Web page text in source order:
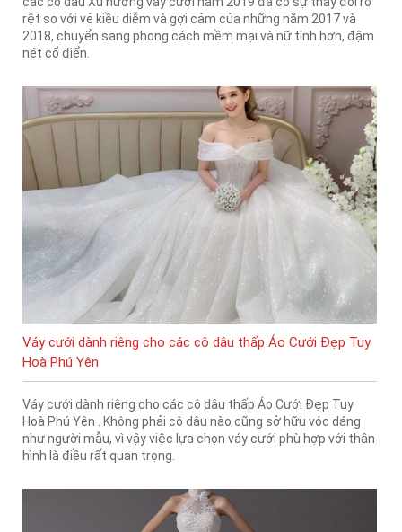
rệt so với vẻ kiều diễm và gợi cảm của những năm 2017 và
2018, chuyển sang phong cách mềm mại và nữ tính hơn, đậm
nét cổ điển.
Váy cưới dành riêng cho các cô dâu thấp Áo Cưới Đẹp Tuy
Hoà Phú Yên
Váy cưới dành riêng cho các cô dâu thấp Áo Cưới Đẹp Tuy
Hoà Phú Yên . Không phải cô dâu nào cũng sở hữu vóc dáng
như người mẫu, vì vậy việc lựa chọn váy cưới phù hợp với thân
hình là điều rất quan trọng.